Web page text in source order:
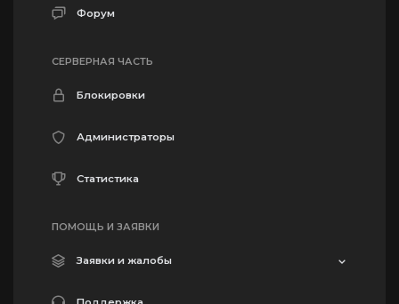
Форум
СЕРВЕРНАЯ ЧАСТЬ
Блокировки
Администраторы
Статистика
ПОМОЩЬ И ЗАЯВКИ
Заявки и жалобы